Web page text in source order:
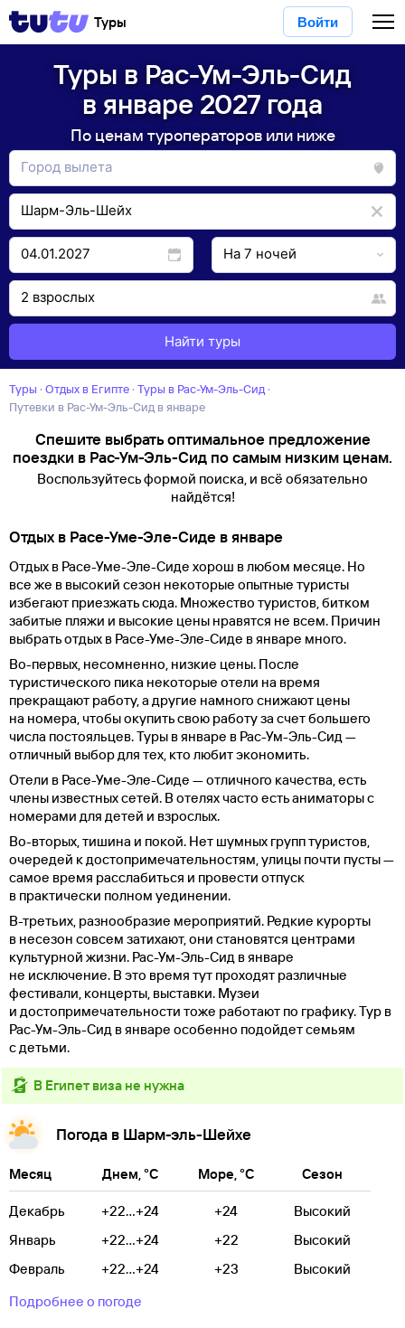
Туры Войти
Туры в Рас-Ум-Эль-Сид
в январе 2027 года
По ценам туроператоров или ниже
Найти туры
Туры · Отдых в Египте · Туры в Рас-Ум-Эль-Сид ·
Путевки в Рас-Ум-Эль-Сид в январе
Спешите выбрать оптимальное предложение
поездки в Рас-Ум-Эль-Сид по самым низким ценам.
Воспользуйтесь формой поиска, и всё обязательно
найдётся!
Отдых в Расе-Уме-Эле-Сиде в январе
Отдых в Расе-Уме-Эле-Сиде хорош в любом месяце. Но
все же в высокий сезон некоторые опытные туристы
избегают приезжать сюда. Множество туристов, битком
забитые пляжи и высокие цены нравятся не всем. Причин
выбрать отдых в Расе-Уме-Эле-Сиде в январе много.
Во-первых, несомненно, низкие цены. После
туристического пика некоторые отели на время
прекращают работу, а другие намного снижают цены
на номера, чтобы окупить свою работу за счет большего
числа постояльцев. Туры в январе в Рас-Ум-Эль-Сид —
отличный выбор для тех, кто любит экономить.
Отели в Расе-Уме-Эле-Сиде — отличного качества, есть
члены известных сетей. В отелях часто есть аниматоры с
номерами для детей и взрослых.
Во-вторых, тишина и покой. Нет шумных групп туристов,
очередей к достопримечательностям, улицы почти пусты —
самое время расслабиться и провести отпуск
в практически полном уединении.
В-третьих, разнообразие мероприятий. Редкие курорты
в несезон совсем затихают, они становятся центрами
культурной жизни. Рас-Ум-Эль-Сид в январе
не исключение. В это время тут проходят различные
фестивали, концерты, выставки. Музеи
и достопримечательности тоже работают по графику. Тур в
Рас-Ум-Эль-Сид в январе особенно подойдет семьям
с детьми.
в Египет виза не нужна
Погода в Шарм-эль-Шейхе
Месяц Днем, °C Море, °C Сезон
Декабрь +22...+24 +24
Высокий
Январь
+22...+24 +22
Высокий
Февраль
+22...+24 +23
Высокий
Подробнее о погоде